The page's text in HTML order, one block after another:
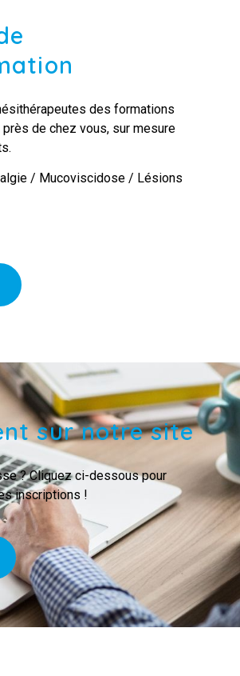
des formations
de chez vous, sur mesure
/ Mucoviscidose / Lésions
sur notre site
? Cliquez ci-dessous pour
inscriptions !